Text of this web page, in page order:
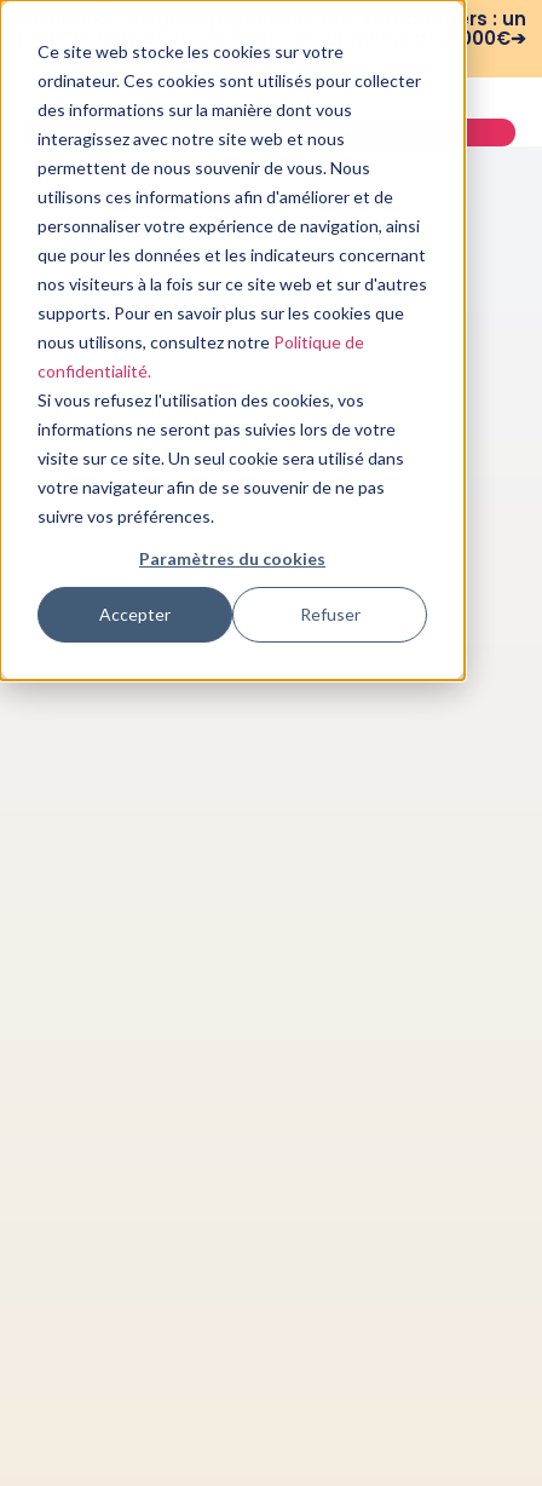
Ce site web stocke les cookies sur votre
ordinateur. Ces cookies sont utilisés pour collecter
des informations sur la manière dont vous
interagissez avec notre site web et nous
permettent de nous souvenir de vous. Nous
utilisons ces informations afin d'améliorer et de
personnaliser votre expérience de navigation, ainsi
que pour les données et les indicateurs concernant
nos visiteurs à la fois sur ce site web et sur d'autres
supports. Pour en savoir plus sur les cookies que
nous utilisons, consultez notre Politique de
confidentialité.
Si vous refusez l'utilisation des cookies, vos
informations ne seront pas suivies lors de votre
visite sur ce site. Un seul cookie sera utilisé dans
votre navigateur afin de se souvenir de ne pas
suivre vos préférences.
Paramètres du cookies
Accepter Refuser
WEBINAIRE : Risques psychosociaux et managers : un
plan de formation sur 3 mois pour moins de 3 000€➔
voir le replay
Demander une démo